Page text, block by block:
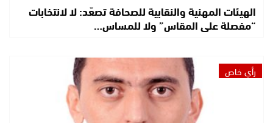
الهيئات المهنية والنقابية للصحافة تصعّد: لا لانتخابات
“مفصلة على المقاس” ولا للمساس…
رأي خاص